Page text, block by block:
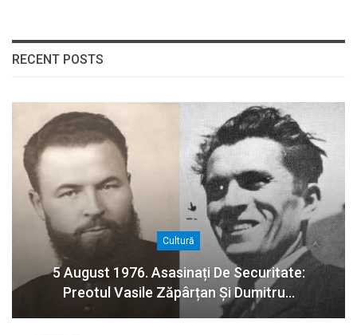
RECENT POSTS
Cultură
5 August 1976. Asasinați De Securitate:
Preotul Vasile Zăpârțan Și Dumitru…